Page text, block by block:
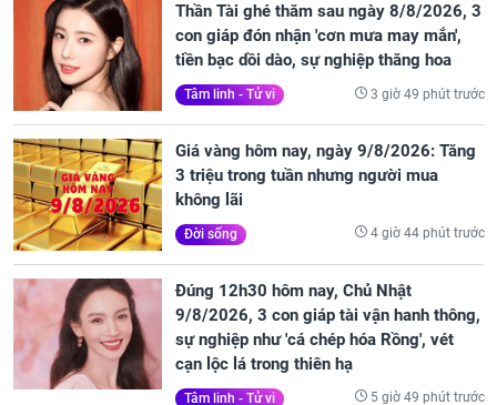
Thần Tài ghé thăm sau ngày 8/8/2026, 3
con giáp đón nhận 'cơn mưa may mắn',
tiền bạc dồi dào, sự nghiệp thăng hoa
Tâm linh - Tử vi 3 giờ 49 phút trước
Giá vàng hôm nay, ngày 9/8/2026: Tăng
3 triệu trong tuần nhưng người mua
không lãi
Đời sống 4 giờ 44 phút trước
Đúng 12h30 hôm nay, Chủ Nhật
9/8/2026, 3 con giáp tài vận hanh thông,
sự nghiệp như 'cá chép hóa Rồng', vét
cạn lộc lá trong thiên hạ
Tâm linh - Tử vi 5 giờ 49 phút trước